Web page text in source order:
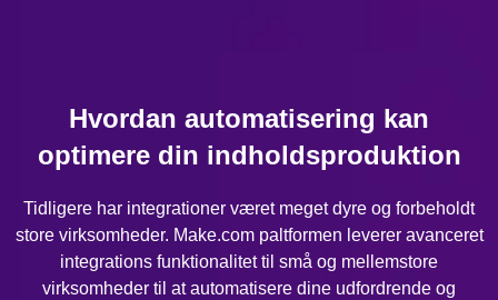
Hvordan automatisering kan
optimere din indholdsproduktion
Tidligere har integrationer været meget dyre og forbeholdt
store virksomheder. Make.com paltformen leverer avanceret
integrations funktionalitet til små og mellemstore
virksomheder til at automatisere dine udfordrende og